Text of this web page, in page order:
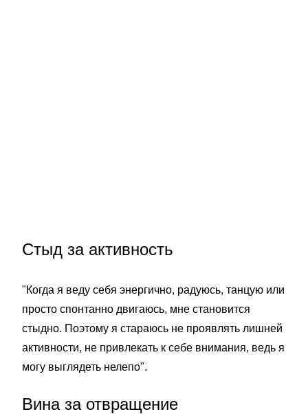
Стыд за активность
"Когда я веду себя энергично, радуюсь, танцую или
просто спонтанно двигаюсь, мне становится
стыдно. Поэтому я стараюсь не проявлять лишней
активности, не привлекать к себе внимания, ведь я
могу выглядеть нелепо".
Вина за отвращение